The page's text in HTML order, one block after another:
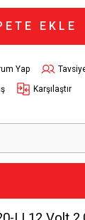
EKLE
Yap
Karşılaştır